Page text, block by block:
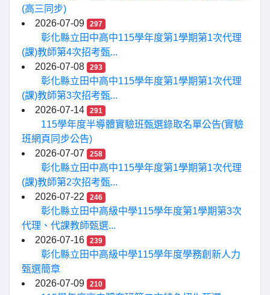
(高三同步)
2026-07-09
297
彰化縣立田中高中115學年度第1學期第1次代理
(課)教師第4次招考甄...
2026-07-08
293
彰化縣立田中高中115學年度第1學期第1次代理
(課)教師第3次招考甄...
2026-07-14
291
115學年度半導體實驗班甄選錄取名單公告(實驗
班網頁同步公告)
2026-07-07
258
彰化縣立田中高中115學年度第1學期第1次代理
(課)教師第2次招考甄...
2026-07-22
246
彰化縣立田中高級中學115學年度第1學期第3次
代理、代課教師甄選...
2026-07-16
239
彰化縣立田中高級中學115學年度學務創新人力
甄選簡章
2026-07-09
210